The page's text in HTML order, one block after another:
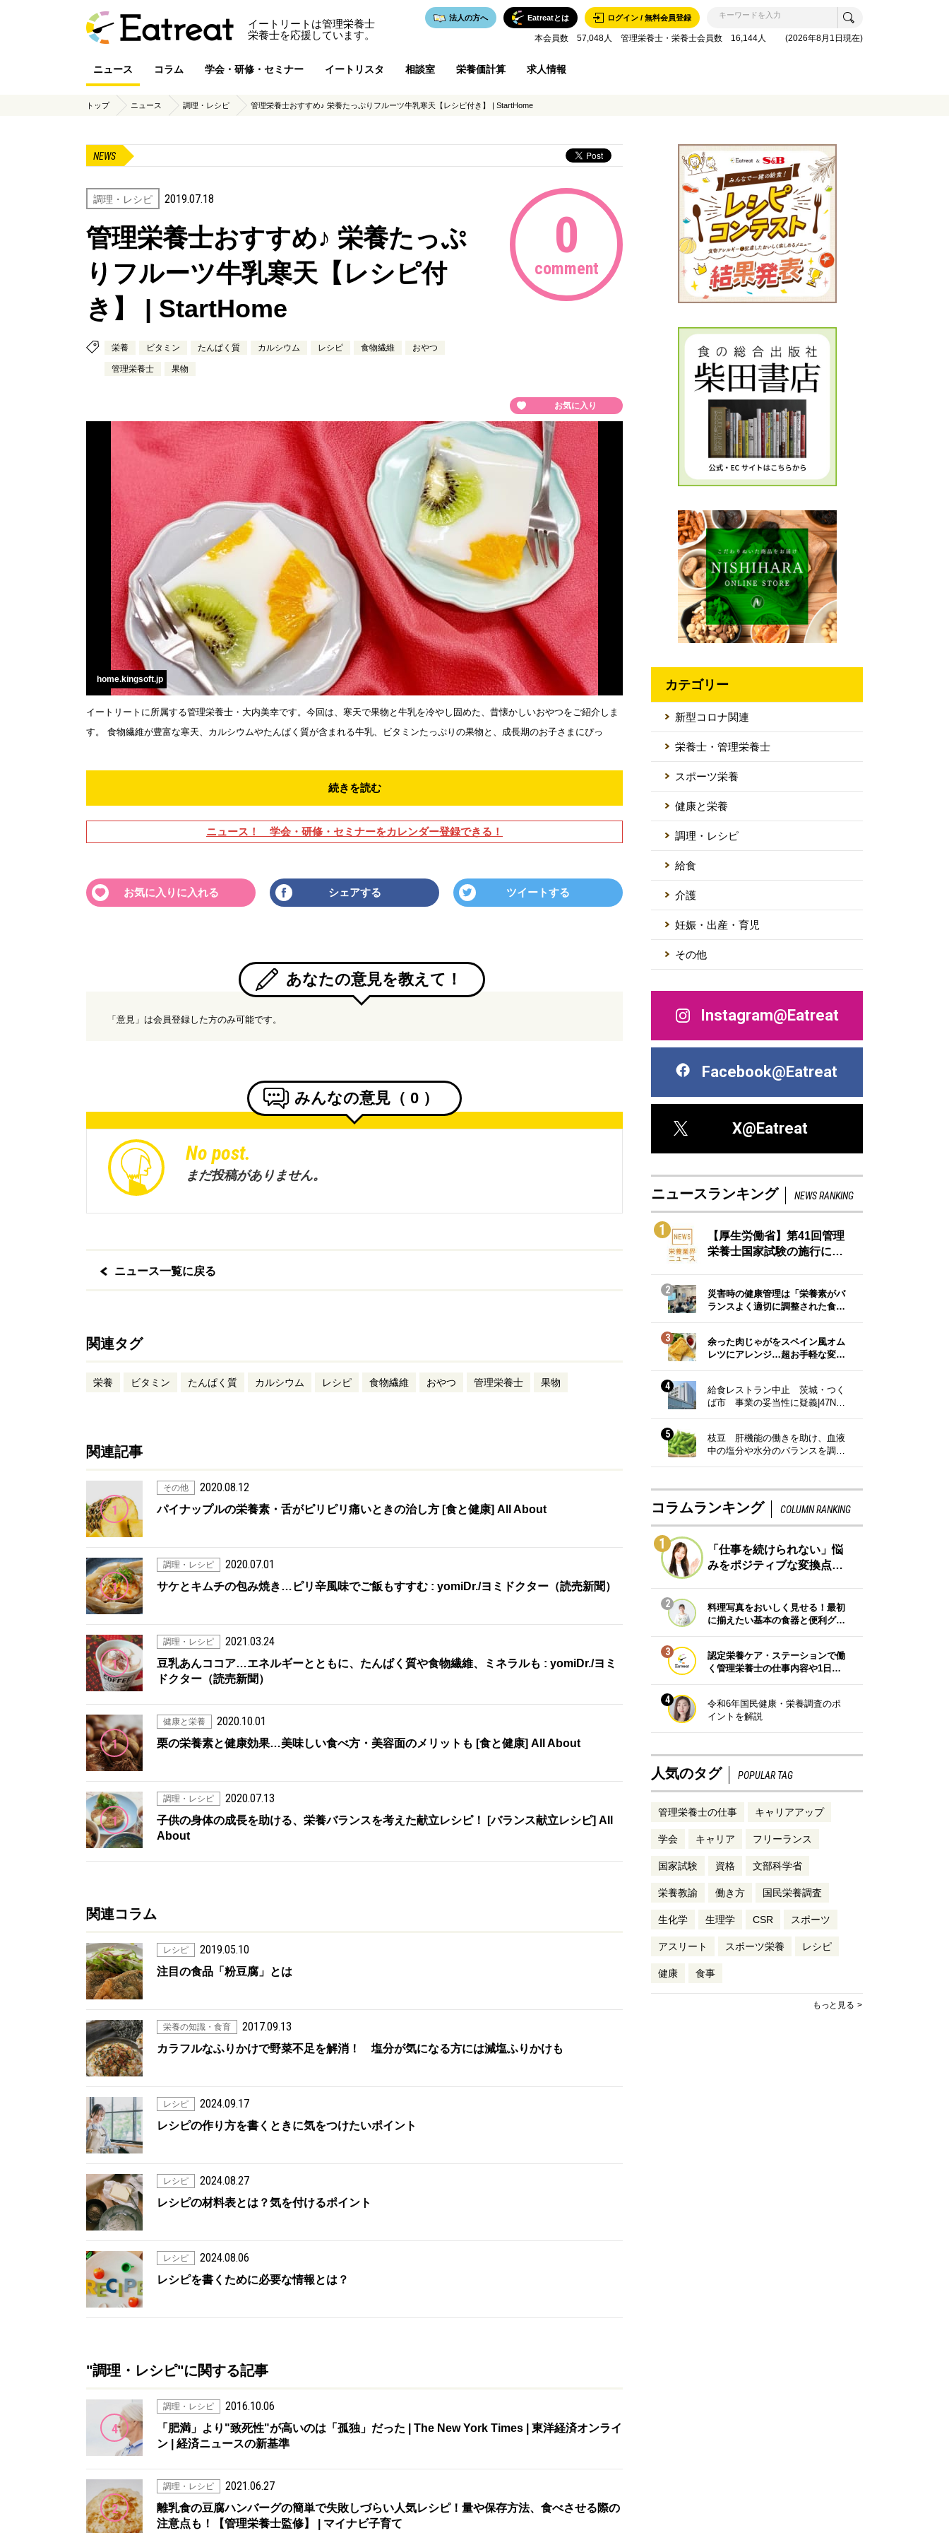
イートリートは管理栄養士
栄養士を応援しています。
ログイン / 無料会員登録
Eatreatとは
法人の方へ
本会員数 57,048人 管理栄養士・栄養士会員数 16,144人 (2026年8月1日現在)
ニュース コラム 学会・研修・セミナー イートリスタ 相談室 栄養価計算 求人情報
トップ ニュース 調理・レシピ 管理栄養士おすすめ♪ 栄養たっぷりフルーツ牛乳寒天【レシピ付き】 | StartHome
NEWS
調理・レシピ 2019.07.18
管理栄養士おすすめ♪ 栄養たっぷ
りフルーツ牛乳寒天【レシピ付
き】 | StartHome
栄養 ビタミン たんぱく質 カルシウム レシピ 食物繊維 おやつ
管理栄養士 果物
0
comment
お気に入り
home.kingsoft.jp
イートリートに所属する管理栄養士・大内美幸です。今回は、寒天で果物と牛乳を冷やし固めた、昔懐かしいおやつをご紹介しま
す。 食物繊維が豊富な寒天、カルシウムやたんぱく質が含まれる牛乳、ビタミンたっぷりの果物と、成長期のお子さまにぴっ
続きを読む
ニュース！ 学会・研修・セミナーをカレンダー登録できる！
お気に入りに入れる シェアする ツイートする
あなたの意見を教えて！
「意見」は会員登録した方のみ可能です。
みんなの意見（ 0 ）
No post.
まだ投稿がありません。
ニュース一覧に戻る
関連タグ
栄養 ビタミン たんぱく質 カルシウム レシピ 食物繊維 おやつ 管理栄養士 果物
関連記事
1
その他 2020.08.12
パイナップルの栄養素・舌がピリピリ痛いときの治し方 [食と健康] All About
1
調理・レシピ 2020.07.01
サケとキムチの包み焼き…ピリ辛風味でご飯もすすむ : yomiDr./ヨミドクター（読売新聞）
1
調理・レシピ 2021.03.24
豆乳あんココア…エネルギーとともに、たんぱく質や食物繊維、ミネラルも : yomiDr./ヨミ
ドクター（読売新聞）
1
健康と栄養 2020.10.01
栗の栄養素と健康効果…美味しい食べ方・美容面のメリットも [食と健康] All About
1
調理・レシピ 2020.07.13
子供の身体の成長を助ける、栄養バランスを考えた献立レシピ！ [バランス献立レシピ] All
About
関連コラム
レシピ 2019.05.10
注目の食品「粉豆腐」とは
栄養の知識・食育 2017.09.13
カラフルなふりかけで野菜不足を解消！ 塩分が気になる方には減塩ふりかけも
レシピ 2024.09.17
レシピの作り方を書くときに気をつけたいポイント
レシピ 2024.08.27
レシピの材料表とは？気を付けるポイント
レシピ 2024.08.06
レシピを書くために必要な情報とは？
"調理・レシピ"に関する記事
4
調理・レシピ 2016.10.06
「肥満」より"致死性"が高いのは「孤独」だった | The New York Times | 東洋経済オンライ
ン | 経済ニュースの新基準
2
調理・レシピ 2021.06.27
離乳食の豆腐ハンバーグの簡単で失敗しづらい人気レシピ！量や保存方法、食べさせる際の
注意点も！【管理栄養士監修】 | マイナビ子育て
カテゴリー
新型コロナ関連
栄養士・管理栄養士
スポーツ栄養
健康と栄養
調理・レシピ
給食
介護
妊娠・出産・育児
その他
Instagram@Eatreat
Facebook@Eatreat
X@Eatreat
ニュースランキング NEWS RANKING
1
【厚生労働省】第41回管理
栄養士国家試験の施行に…
2
災害時の健康管理は「栄養素がバ
ランスよく適切に調整された食…
3
余った肉じゃがをスペイン風オム
レツにアレンジ…超お手軽な変…
4
給食レストラン中止 茨城・つく
ば市 事業の妥当性に疑義|47N…
5
枝豆 肝機能の働きを助け、血液
中の塩分や水分のバランスを調…
コラムランキング COLUMN RANKING
1
「仕事を続けられない」悩
みをポジティブな変換点…
2
料理写真をおいしく見せる！最初
に揃えたい基本の食器と便利グ…
3
認定栄養ケア・ステーションで働
く管理栄養士の仕事内容や1日…
4
令和6年国民健康・栄養調査のポ
イントを解説
人気のタグ POPULAR TAG
管理栄養士の仕事 キャリアアップ
学会 キャリア フリーランス
国家試験 資格 文部科学省
栄養教諭 働き方 国民栄養調査
生化学 生理学 CSR スポーツ
アスリート スポーツ栄養 レシピ
健康 食事
もっと見る